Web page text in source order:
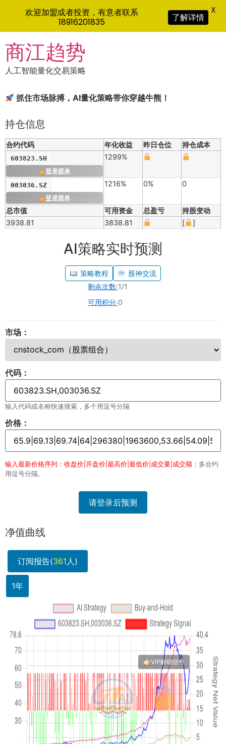
to
content
商江趋势
人工智能量化交易策略
抓住市场脉搏，AI量化策略带你穿越牛熊！
持仓信息
合约代码 年化收益 昨日仓位 持仓成本
603823.SH
登录跟单
1299%
003036.SZ
登录跟单
1216% 0% 0
总市值 可用资金 总盈亏
持股变动
3938.81
3838.81 [ ]
AI策略实时预测
策略教程
股神交流
剩余次数:1/1
可用积分:0
市场：
代码：
输入代码或名称快速搜索，多个用逗号分隔
价格：
输入最新价格序列：收盘价|开盘价|最高价|最低价|成交量|成交额 ；多合约
用逗号分隔。
请登录后预测
净值曲线
订阅报告(361人)
1年
欢迎加盟或者投资，有意者联系
18916201835
了解详情
X